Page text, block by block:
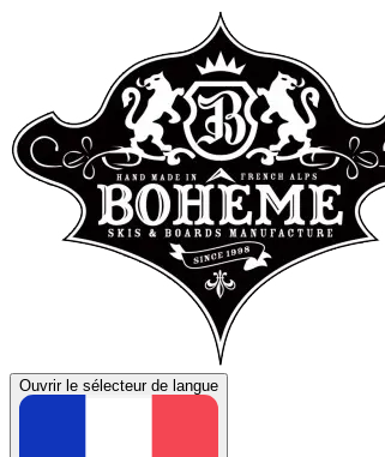
Ouvrir le sélecteur de langue